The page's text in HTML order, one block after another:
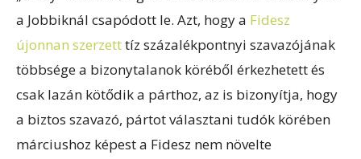
a Jobbiknál csapódott le. Azt, hogy a Fidesz
újonnan szerzetttíz százalékpontnyi szavazójának
többsége a bizonytalanok köréből érkezhetett és
csak lazán kötődik a párthoz, az is bizonyítja, hogy
a biztos szavazó, pártot választani tudók körében
márciushoz képest a Fidesz nem növelte